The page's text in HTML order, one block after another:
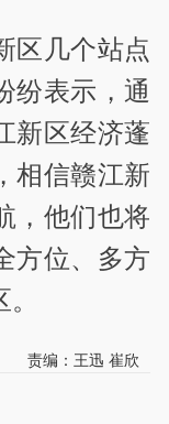
区几个站点
纷表示，通
新区经济蓬
相信赣江新
，他们也将
方位、多方
责编：王迅 崔欣